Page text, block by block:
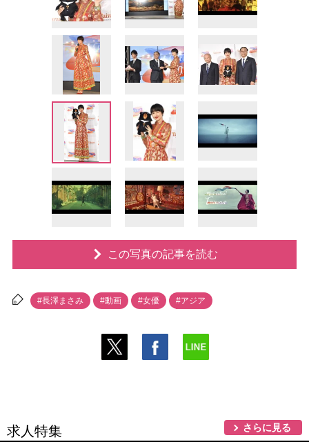
この写真の記事を読む
#長澤まさみ #動画 #女優 #アジア
求人特集 さらに見る